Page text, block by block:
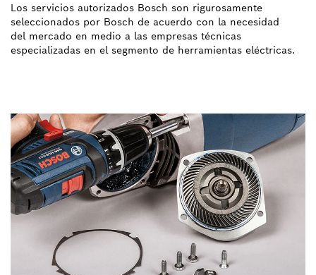
Los servicios autorizados Bosch son rigurosamente
seleccionados por Bosch de acuerdo con la necesidad
del mercado en medio a las empresas técnicas
especializadas en el segmento de herramientas eléctricas.